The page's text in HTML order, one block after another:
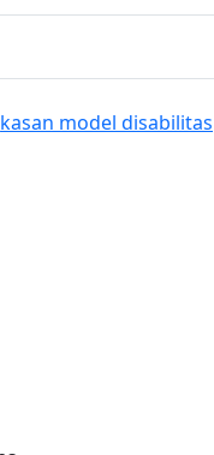
model disabilitas